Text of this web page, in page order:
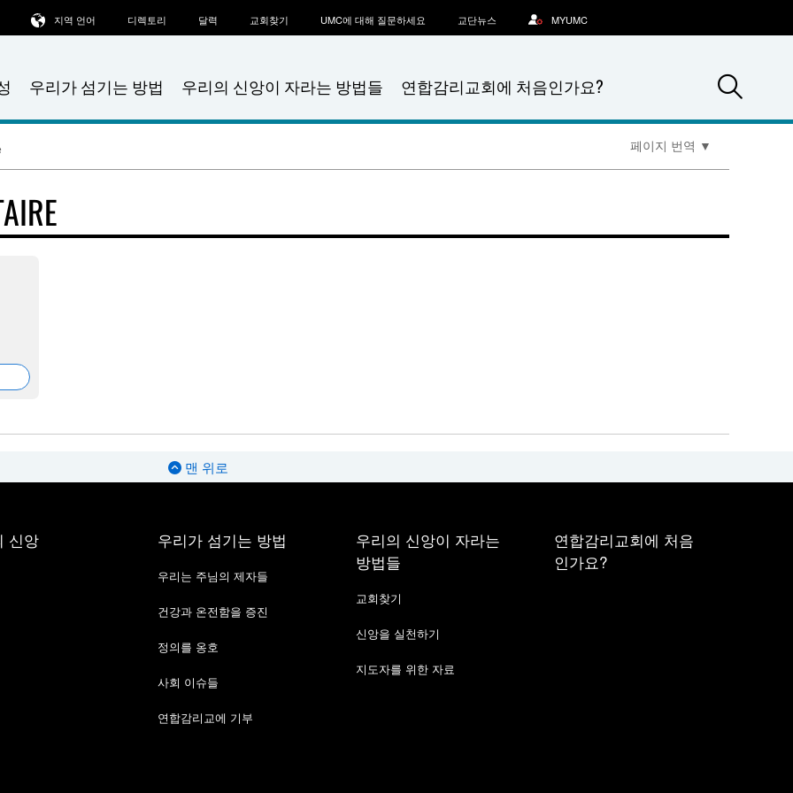
우리가 섬기는 방법 우리의 신앙이 자라는 방법들 연합감리교회에 처음인가요?
지역 언어 디렉토리 달력 교회찾기 UMC에 대해 질문하세요 교단뉴스 MYUMC
페이지 번역 ▼
맨 위로
신앙 우리가 섬기는 방법
우리는 주님의 제자들
건강과 온전함을 증진
정의를 옹호
사회 이슈들
연합감리교에 기부
우리의 신앙이 자라는
방법들
교회찾기
신앙을 실천하기
지도자를 위한 자료
연합감리교회에 처음
인가요?